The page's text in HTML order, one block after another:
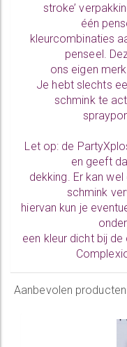
stroke’
één
kleurcombinaties
penseel.
ons eigen merk
Je hebt slechts
schmink te
Let op: de
en geeft
dekking. Er kan
schmink
hiervan kun je
een kleur dicht bij
Aanbevolen producten